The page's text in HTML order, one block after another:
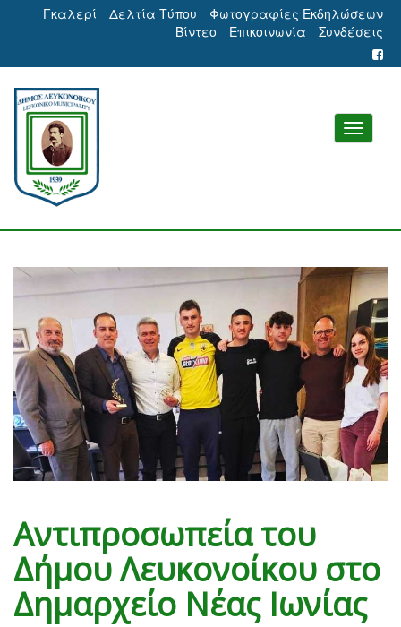
Γκαλερί Δελτία Τύπου
Φωτογραφίες Εκδηλώσεων
Βίντεο
Επικοινωνία Συνδέσεις
Αντιπροσωπεία του
Δήμου Λευκονοίκου στο
Δημαρχείο Νέας Ιωνίας